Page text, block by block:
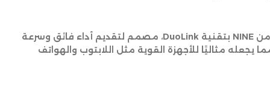
كابل شحن ونقل بيانات احترافي من NINE بتقنية DuoLink، مصمم لتقديم أداء فائق وسرعة
تصل إلى 240 واط، مما يجعله مثاليًا للأجهزة القوية مثل اللابتوب والهواتف